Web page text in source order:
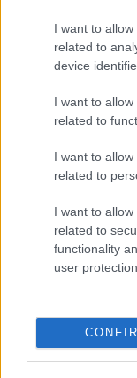
I want to
related to
device
I want to
related to
I want to
related to
I want to
related to
functionality
user protection.
hecho en una de
otros jugadores
el juego (Kike
Randy Nteka
parón por el
harán que el